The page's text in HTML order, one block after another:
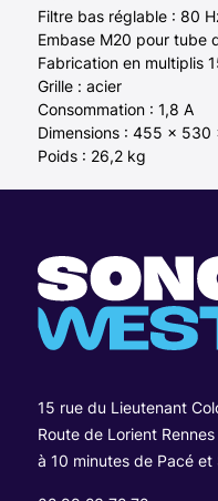
Filtre bas réglable : 80
Embase M20 pour tube
Fabrication en multiplis
Grille : acier
Consommation : 1,8 A
Dimensions : 455 x 530
Poids : 26,2 kg
15 rue du Lieutenant
Route de Lorient
à 10 minutes de Pacé et